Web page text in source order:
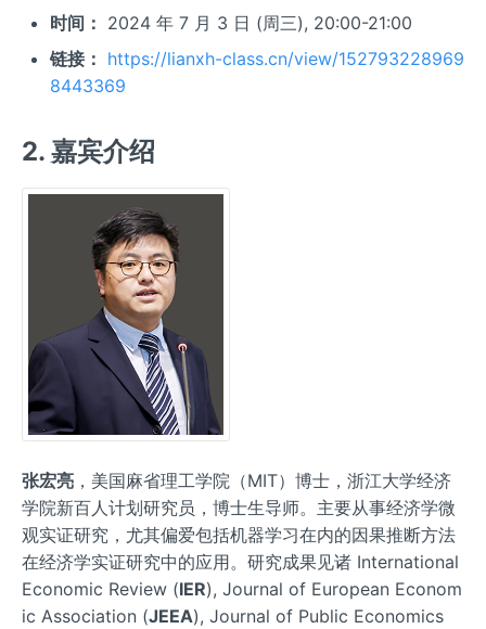
时间： 2024 年 7 月 3 日 (周三), 20:00-21:00
链接： https://lianxh-class.cn/view/152793228969
8443369
2. 嘉宾介绍
张宏亮 ，美国麻省理工学院（MIT）博士，浙江大学经济
学院新百人计划研究员，博士生导师。主要从事经济学微
观实证研究，尤其偏爱包括机器学习在内的因果推断方法
在经济学实证研究中的应用。研究成果见诸 International
Economic Review (IER), Journal of European Econom
ic Association (JEEA), Journal of Public Economics